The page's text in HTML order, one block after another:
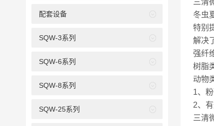
三清
冬虫
特别
解决
强纤
树脂
动物
1、
2、
三清
配套设备
SQW-3系列
SQW-6系列
SQW-8系列
SQW-25系列